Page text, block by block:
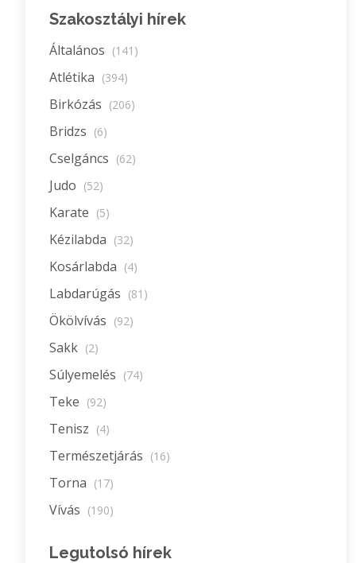
Szakosztályi hírek
Általános (141)
Atlétika (394)
Birkózás (206)
Bridzs (6)
Cselgáncs (62)
Judo (52)
Karate (5)
Kézilabda (32)
Kosárlabda (4)
Labdarúgás (81)
Ökölvívás (92)
Sakk (2)
Súlyemelés (74)
Teke (92)
Tenisz (4)
Természetjárás (16)
Torna (17)
Vívás (190)
Legutolsó hírek